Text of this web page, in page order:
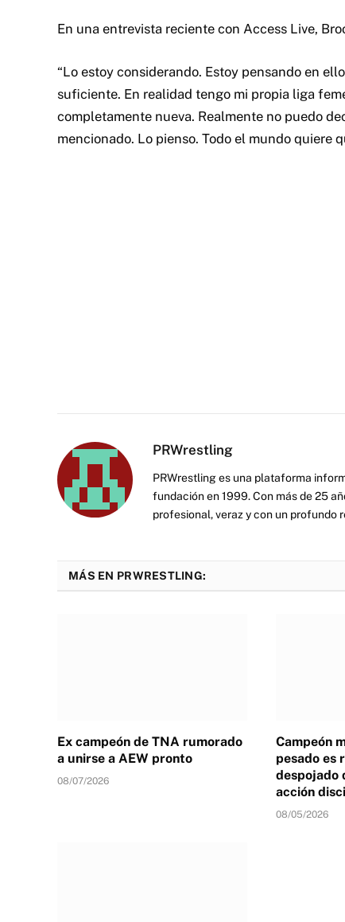
En una entrevista reciente con Access Live,
“Lo estoy considerando. Estoy pensando en
suficiente. En realidad tengo mi propia liga
completamente nueva. Realmente no puedo
mencionado. Lo pienso. Todo el mundo quiere
PRWrestling
PRWrestling es una plataforma
fundación en 1999. Con más de 25
profesional, veraz y con un profundo
MÁS EN PRWRESTLING:
Ex campeón de TNA rumorado
a unirse a AEW pronto
08/07/2026
Campeón
pesado es
despojado
acción
08/05/2026